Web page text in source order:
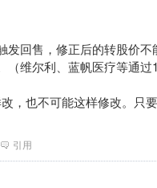
发回售，修正后的转股价
（维尔利、蓝帆医疗等通
，也不可能这样修改。只
引用